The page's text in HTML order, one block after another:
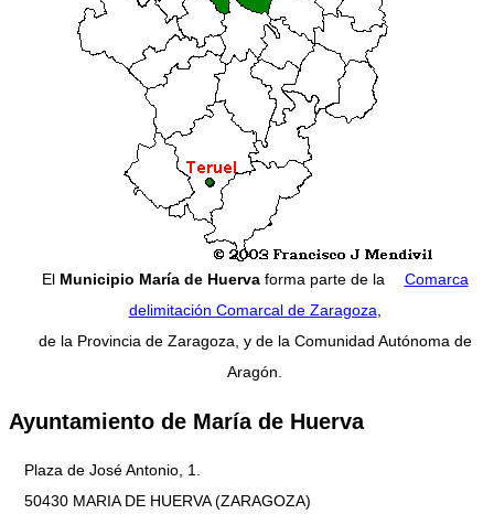
El Municipio María de Huervaforma parte de la
Comarca
delimitación Comarcal de Zaragoza
de la Provincia de Zaragoza, y de la Comunidad Autónoma de
Aragón.
Ayuntamiento de María de Huerva
Plaza de José Antonio, 1.
50430 MARIA DE HUERVA (ZARAGOZA)